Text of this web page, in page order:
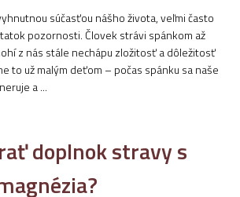
súčasťou nášho života, veľmi často
pozornosti. Človek strávi spánkom až
z nás stále nechápu zložitosť a dôležitosť
to už malým deťom – počas spánku sa naše
a ...
doplnok stravy s